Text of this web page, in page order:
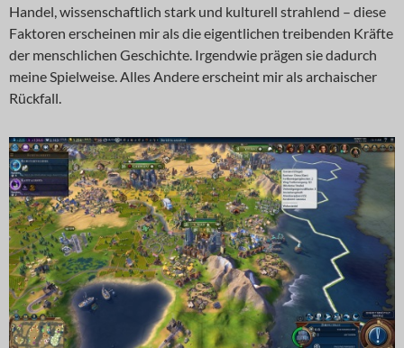
Handel, wissenschaftlich stark und kulturell strahlend – diese
Faktoren erscheinen mir als die eigentlichen treibenden Kräfte
der menschlichen Geschichte. Irgendwie prägen sie dadurch
meine Spielweise. Alles Andere erscheint mir als archaischer
Rückfall.